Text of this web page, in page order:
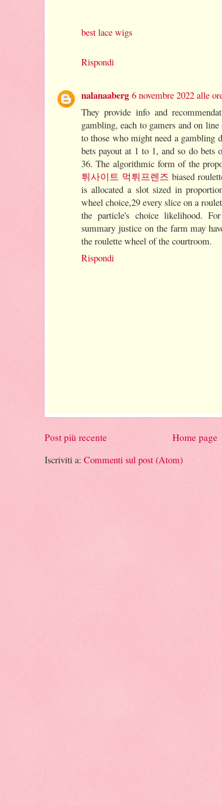
best lace wigs
Rispondi
nalanaaberg 6 novembre 2022 alle
They provide info and
gambling, each to gamers and on
to those who might need a gambling
bets payout at 1 to 1, and so do
36. The algorithmic form of the
튀사이트 먹튀프렌즈 biased
is allocated a slot sized in
wheel choice,29 every slice on a
the particle's choice likelihood.
summary justice on the farm may
the roulette wheel of the courtroom.
Rispondi
Post più recente
Home page
Iscriviti a: Commenti sul post (Atom)